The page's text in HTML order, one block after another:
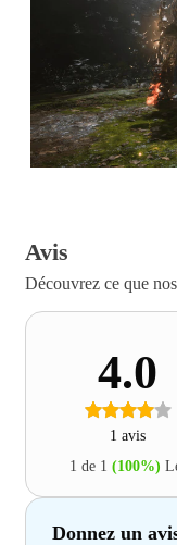
Avis
Découvrez ce que
4.0
1 avis
1 de 1 (100%)
Donnez un